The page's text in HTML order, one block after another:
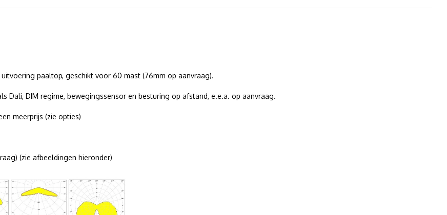
paaltop, geschikt voor 60 mast (76mm op aanvraag).
Dali, DIM regime, bewegingssensor en besturing op afstand, e.e.a. op aanvraag.
meerprijs (zie opties)
(zie afbeeldingen hieronder)